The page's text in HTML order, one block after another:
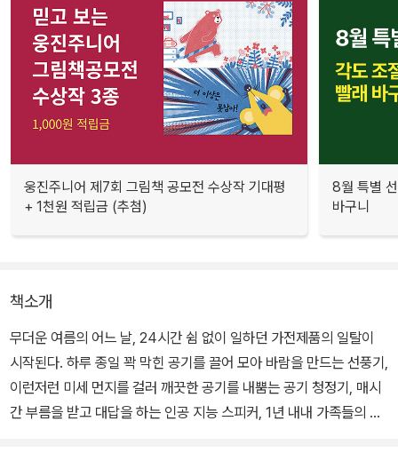
웅진주니어 제7회 그림책 공모전 수상작 기대평
+ 1천원 적립금 (추첨)
8월 특별
바구니
책소개
무더운 여름의 어느 날, 24시간 쉼 없이 일하던 가전제품의 일탈이
시작된다. 하루 종일 꽉 막힌 공기를 끌어 모아 바람을 만드는 선풍기,
이런저런 미세 먼지를 걸러 깨끗한 공기를 내뿜는 공기 청정기, 매시
간 부름을 받고 대답을 하는 인공 지능 스피커, 1년 내내 가족들의 식